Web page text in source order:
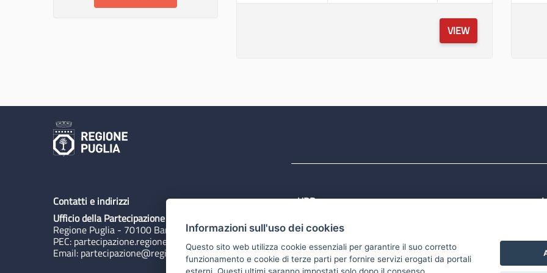
VIEW
Contatti e indirizzi
Ufficio della Partecipazione
Regione Puglia - 70100 Bari, Lungomare N. Sauro 31
PEC: partecipazione.regione@pec.rupar.puglia.it
Email: partecipazione@regione.puglia.it
URP
Email:quiregione@regione.puglia.it
Rubrica
Informazioni sull'uso dei cookies
Questo sito web utilizza cookie essenziali per garantire il suo corretto
funzionamento e cookie di terze parti per fornire servizi erogati da portali